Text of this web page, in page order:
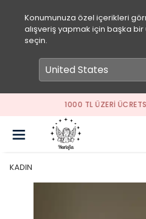
Konumunuza özel içerikleri
alışveriş yapmak için başka
seçin.
SEPETİNE ÖZEL
KADIN